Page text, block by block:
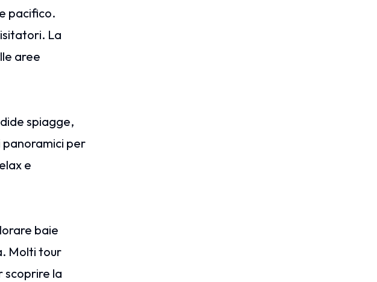
pacifico.
La
aree
spiagge,
panoramici per
e
baie
Molti tour
scoprire la